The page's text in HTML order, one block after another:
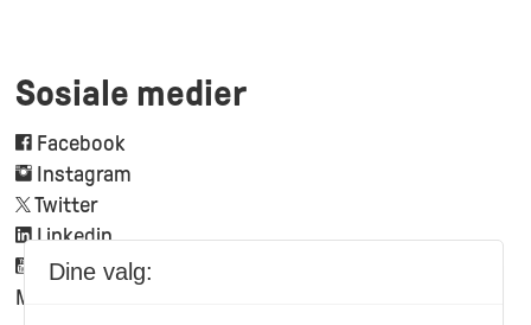
Sosiale medier
Facebook
Instagram
Twitter
Linkedin
Youtube
Mynewsdesk
Dine valg: